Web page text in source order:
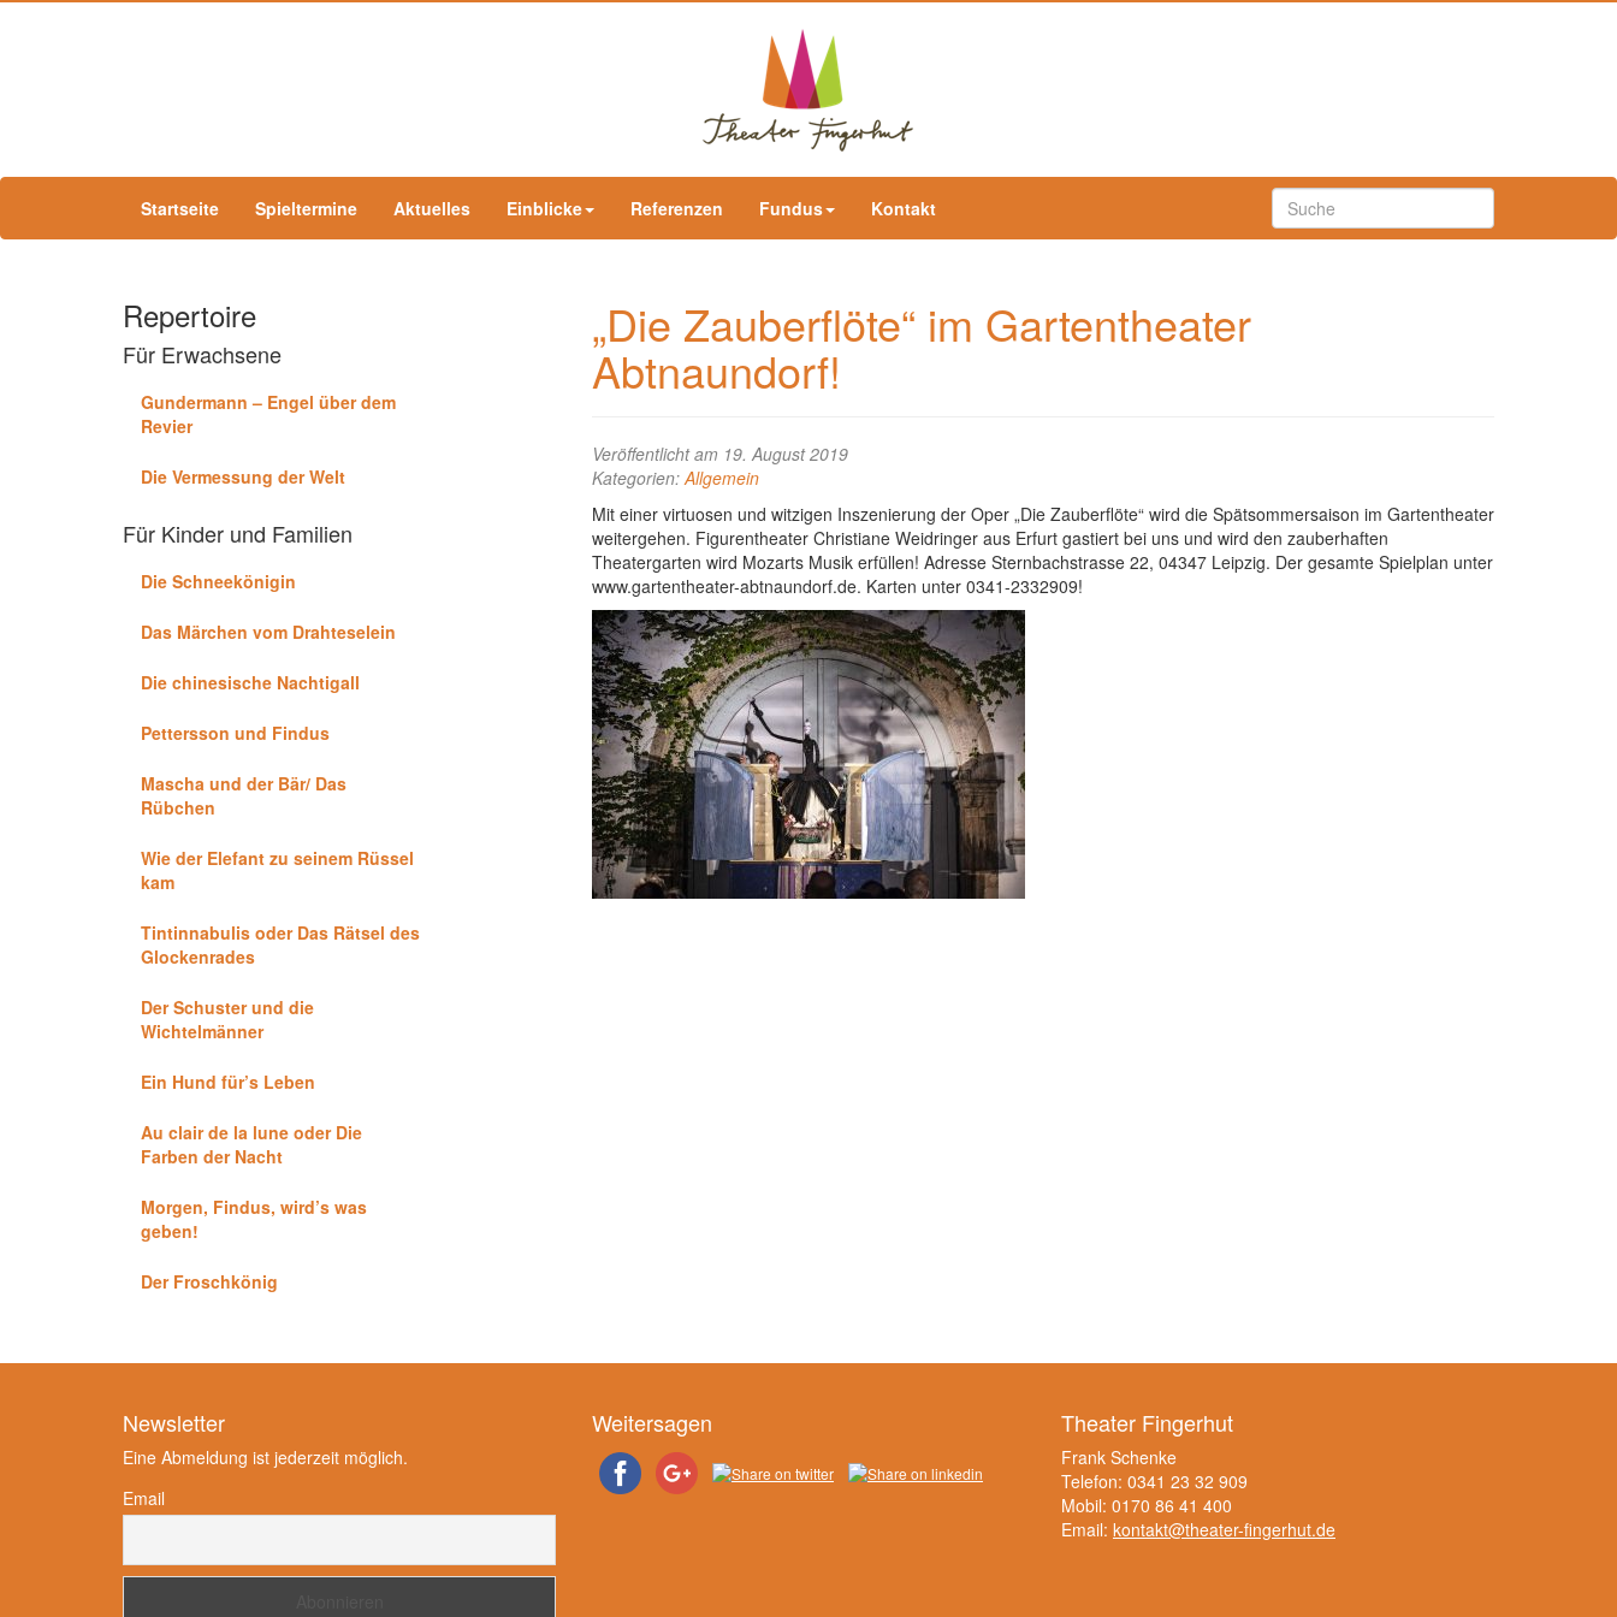
Startseite Spieltermine Aktuelles Einblicke Referenzen Fundus Kontakt
Repertoire
Für Erwachsene
Gundermann – Engel über dem
Revier
Die Vermessung der Welt
Für Kinder und Familien
Die Schneekönigin
Das Märchen vom Drahteselein
Die chinesische Nachtigall
Pettersson und Findus
Mascha und der Bär/ Das
Rübchen
Wie der Elefant zu seinem Rüssel
kam
Tintinnabulis oder Das Rätsel des
Glockenrades
Der Schuster und die
Wichtelmänner
Ein Hund für’s Leben
Au clair de la lune oder Die
Farben der Nacht
Morgen, Findus, wird’s was
geben!
Der Froschkönig
„Die Zauberflöte“ im Gartentheater
Abtnaundorf!
Veröffentlicht am 19. August 2019
Kategorien:Allgemein
Mit einer virtuosen und witzigen Inszenierung der Oper „Die Zauberflöte“ wird die Spätsommersaison im Gartentheater
weitergehen. Figurentheater Christiane Weidringer aus Erfurt gastiert bei uns und wird den zauberhaften
Theatergarten wird Mozarts Musik erfüllen! Adresse Sternbachstrasse 22, 04347 Leipzig. Der gesamte Spielplan unter
www.gartentheater-abtnaundorf.de. Karten unter 0341-2332909!
Newsletter
Eine Abmeldung ist jederzeit möglich.
Email
Weitersagen Theater Fingerhut
Frank Schenke
Telefon: 0341 23 32 909
Mobil: 0170 86 41 400
Email: kontakt@theater-fingerhut.de